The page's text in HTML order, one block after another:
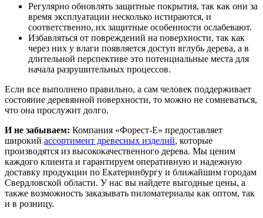
Регулярно обновлять защитные покрытия, так как они за
время эксплуатации несколько истираются, и
соответственно, их защитные особенности ослабевают.
Избавляться от повреждений на поверхности, так как
через них у влаги появляется доступ вглубь дерева, а в
длительной перспективе это потенциальные места для
начала разрушительных процессов.
Если все выполнено правильно, а сам человек поддерживает
состояние деревянной поверхности, то можно не сомневаться,
что она прослужит долго.
И не забываем: Компания «Форест-Е» предоставляет
широкий ассортимент древесных изделий, которые
производятся из высококачественного дерева. Мы ценим
каждого клиента и гарантируем оперативную и надежную
доставку продукции по Екатеринбургу и ближайшим городам
Свердловской области. У нас вы найдете выгодные цены, а
также возможность заказывать пиломатериалы как оптом, так
и в розницу.